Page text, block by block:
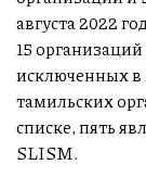
августа 2022
15
исключенных
тамильских
списке, пять
SLISM.